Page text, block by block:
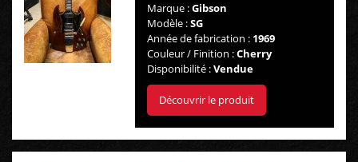
Marque :Gibson
Modèle :SG
Année de fabrication : 1969
Couleur / Finition :Cherry
Disponibilité :Vendue
Découvrir le produit